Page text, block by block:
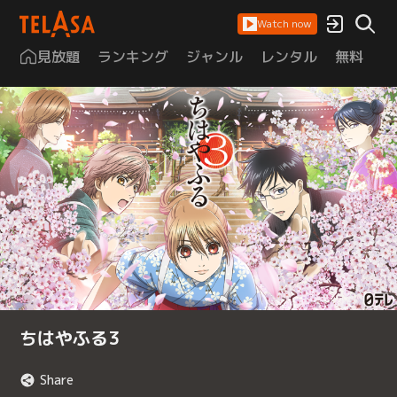
Watch now
見放題 ランキング ジャンル レンタル 無料
ちはやふる3
Share